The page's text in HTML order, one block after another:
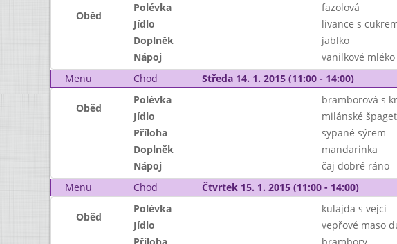
Oběd
Polévka
fazolová
Jídlo
livance s
Doplněk
jablko
Nápoj
vanilkové mléko
Menu
Chod Středa 14. 1. 2015 (11:00 - 14:00)
Oběd
Polévka
bramborová s
Jídlo
milánské
Příloha
sypané sýrem
Doplněk
mandarinka
Nápoj
čaj dobré ráno
Menu
Chod Čtvrtek 15. 1. 2015 (11:00 - 14:00)
Oběd
Polévka
kulajda s vejci
Jídlo
vepřové maso